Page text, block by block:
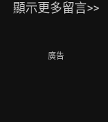
顯示更多留言>>
廣告